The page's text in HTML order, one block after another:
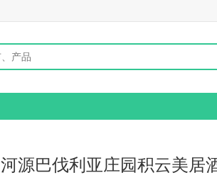
河源巴伐利亚庄园积云美居